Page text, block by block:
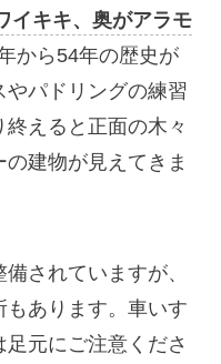
イキキ、奥がアラモ
から54年の歴史が
パドリングの練習
えると正面の木々
建物が見えてきま
されていますが、
もあります。車いす
元にご注意くださ